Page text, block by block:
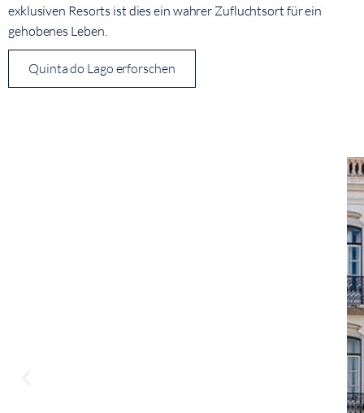
exklusiven Resorts ist dies ein wahrer Zufluchtsort für ein
gehobenes Leben.
Quinta do Lago erforschen